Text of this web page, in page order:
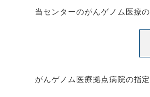
当センターのがんゲノム医療
がんゲノム医療拠点病院の指